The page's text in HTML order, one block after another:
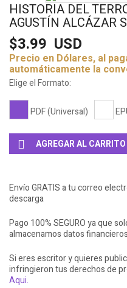
HISTORIA DEL
AGUSTÍN ALCÁZAR
$3.99 USD
Precio en Dólares, al
automáticamente la
Elige el Formato:
PDF (Universal)
AGREGAR AL CARRITO
Envío GRATIS a tu correo
descarga
Pago 100% SEGURO ya que
almacenamos datos
Si eres escritor y quieres
infringieron tus derechos de
Aqui.